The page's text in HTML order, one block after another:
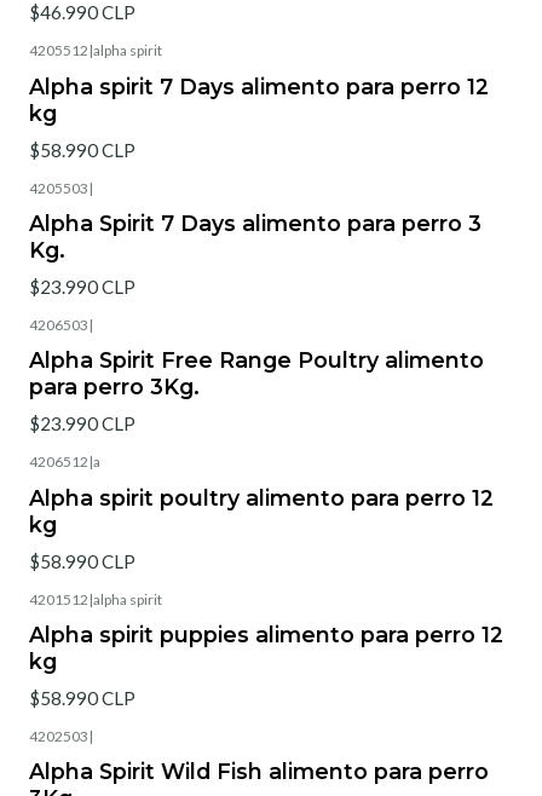
$46.990 CLP
4205512 |alpha spirit
Alpha spirit 7 Days alimento para perro 12
kg
$58.990 CLP
4205503 |
Alpha Spirit 7 Days alimento para perro 3
Kg.
$23.990 CLP
4206503 |
Alpha Spirit Free Range Poultry alimento
para perro 3Kg.
$23.990 CLP
4206512 |a
Alpha spirit poultry alimento para perro 12
kg
$58.990 CLP
4201512 |alpha spirit
Alpha spirit puppies alimento para perro 12
kg
$58.990 CLP
4202503 |
Alpha Spirit Wild Fish alimento para perro